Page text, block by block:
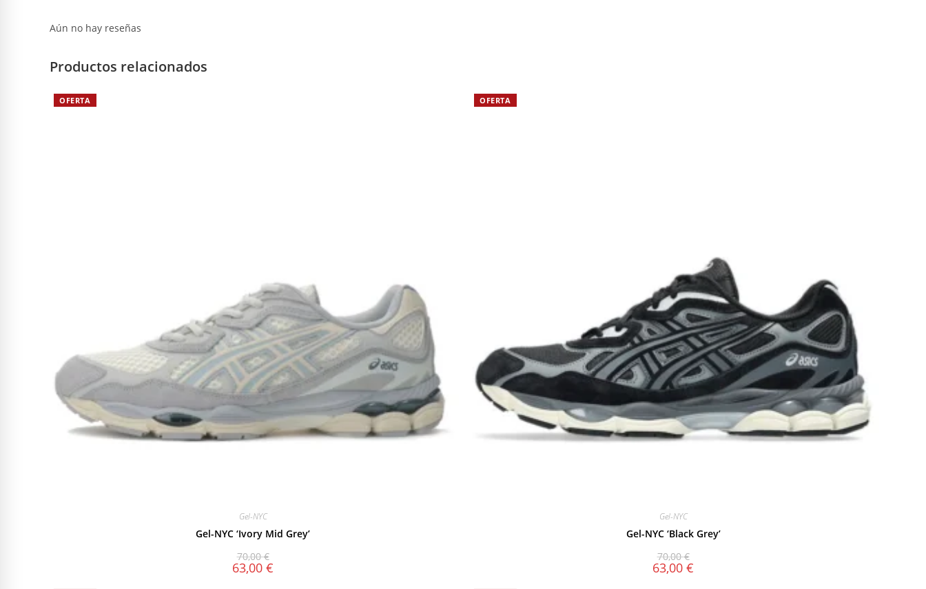
Aún no hay reseñas
Productos relacionados
OFERTA
Gel-NYC
Gel-NYC ‘Ivory Mid Grey’
70,00€
63,00 €
OFERTA
Gel-NYC
Gel-NYC ‘Black Grey’
70,00€
63,00 €